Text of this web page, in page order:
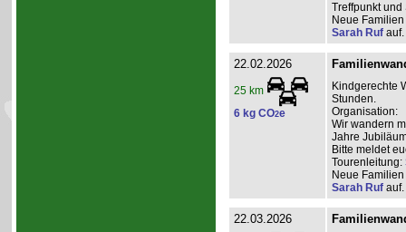
Treffpunkt und
Neue
Sarah Rufauf.
22.02.2026
25 km
6 kg CO2e
Kindgerechte
Stunden.
Organisation:
Wir wandern
Jahre
Bitte meldet
Tourenleitung:
Neue
Sarah Rufauf.
22.03.2026